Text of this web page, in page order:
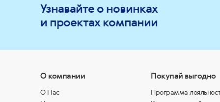
Узнавайте о новинках
и проектах компании
О компании
О Нас
Покупай выгодно
Программа